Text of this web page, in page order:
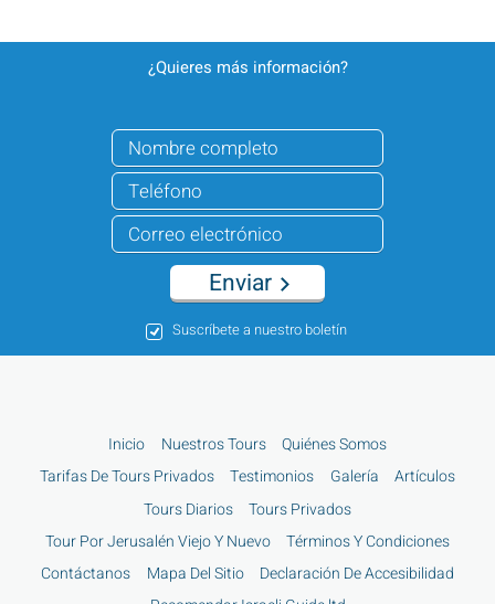
¿Quieres más información?
Suscríbete a nuestro boletín
Enviar
Inicio Nuestros Tours
Quiénes Somos
Tarifas De Tours Privados
Testimonios Galería
Artículos
Tours Diarios
Tours Privados
Tour Por Jerusalén Viejo Y Nuevo
Términos Y Condiciones
Contáctanos
Mapa Del Sitio
Declaración De Accesibilidad